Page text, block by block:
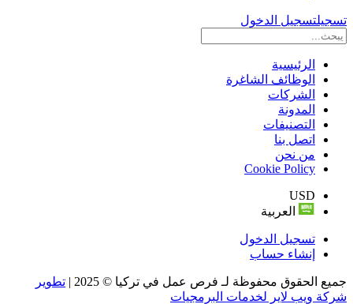
تسجيلتسجيل الدخول
الرئيسية
الوظائف الشاغرة
الشركات
المدونة
التصنيفات
اتصل بنا
من نحن
Cookie Policy
USD
العربية
تسجيل الدخول
إنشاء حساب
جميع الحقوق محفوظة لـ فرص عمل في تركيا © 2025 |
تطوير
شركة ويب لاير لخدمات البرمجيات